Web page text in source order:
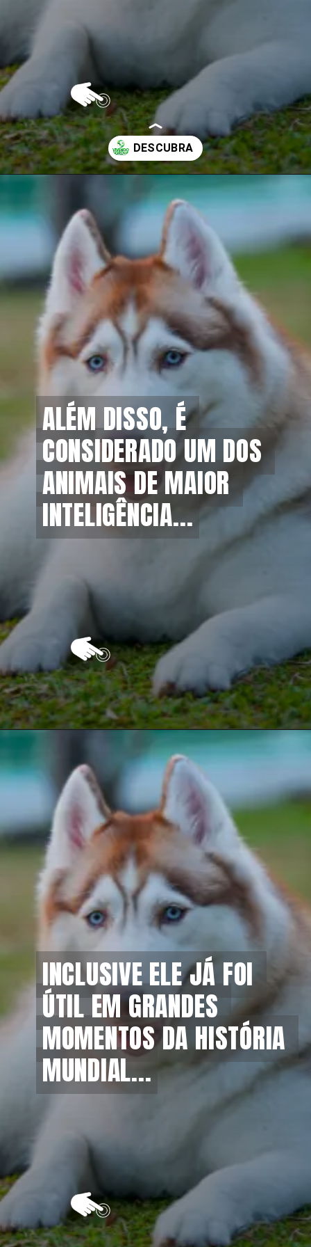
ALÉM DISSO, É
CONSIDERADO UM DOS
ANIMAIS DE MAIOR
INTELIGÊNCIA...
ALÉM DISSO, É
CONSIDERADO UM DOS
ANIMAIS DE MAIOR
INTELIGÊNCIA...
INCLUSIVE ELE JÁ FOI
ÚTIL EM GRANDES
MOMENTOS DA HISTÓRIA
MUNDIAL...
INCLUSIVE ELE JÁ FOI
ÚTIL EM GRANDES
MOMENTOS DA HISTÓRIA
MUNDIAL...